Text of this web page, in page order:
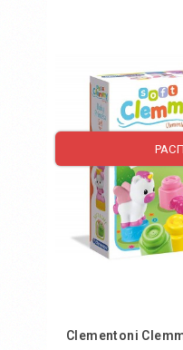
Clementoni